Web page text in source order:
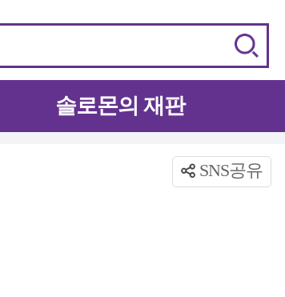
솔로몬의 재판
SNS공유